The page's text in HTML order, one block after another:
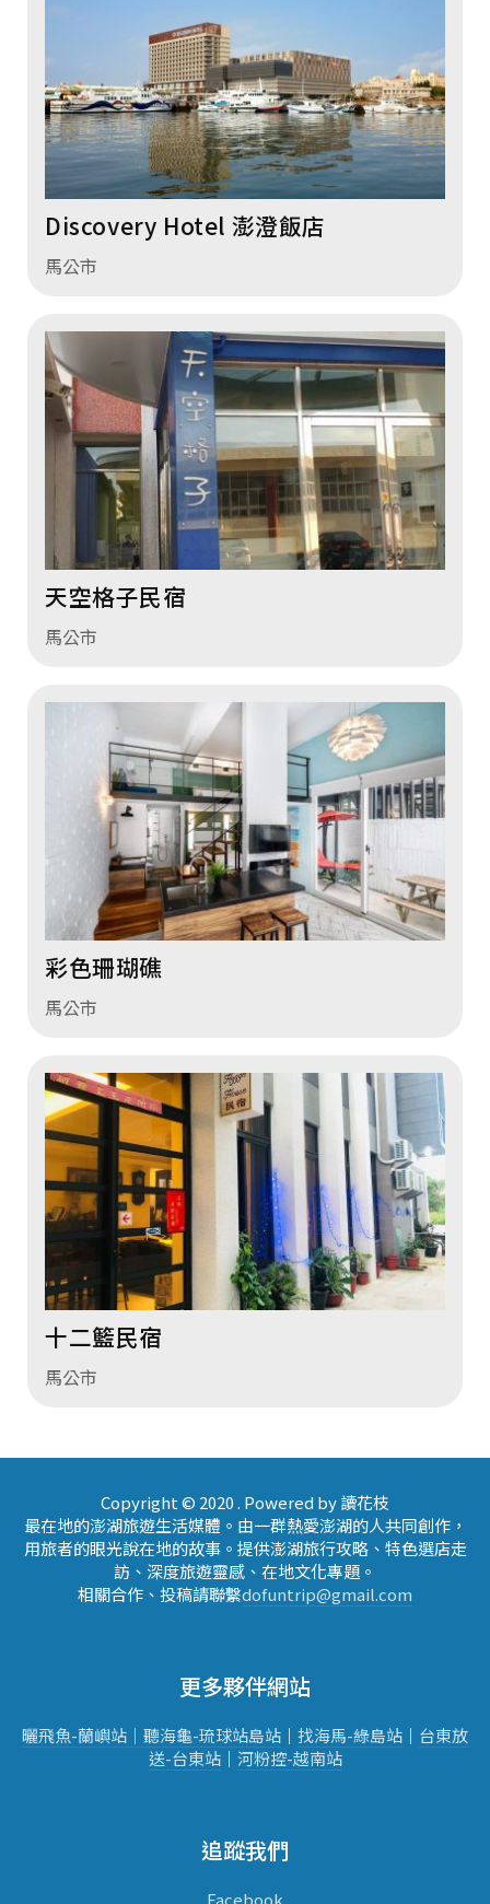
Discovery Hotel 澎澄飯店
馬公市
天空格子民宿
馬公市
彩色珊瑚礁
馬公市
十二籃民宿
馬公市
Copyright © 2020 . Powered by 讀花枝
最在地的澎湖旅遊生活媒體。由一群熱愛澎湖的人共同創作，
用旅者的眼光說在地的故事。提供澎湖旅行攻略、特色選店走
訪、深度旅遊靈感、在地文化專題。
相關合作、投稿請聯繫dofuntrip@gmail.com
更多夥伴網站
曬飛魚-蘭嶼站｜ 聽海龜-琉球站島站 ｜ 找海馬-綠島站 ｜ 台東放
送-台東站｜ 河粉控-越南站
追蹤我們